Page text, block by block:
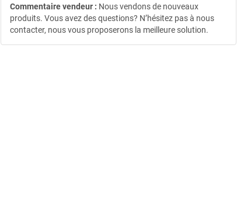
Commentaire vendeur : Nous vendons de nouveaux
produits. Vous avez des questions? N’hésitez pas à nous
contacter, nous vous proposerons la meilleure solution.